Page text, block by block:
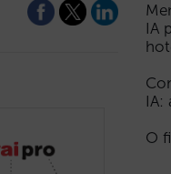
IA
IA:
O